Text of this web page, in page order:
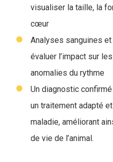
visualiser la taille, la
cœur
Analyses sanguines
évaluer l’impact sur
anomalies du rythme
Un diagnostic
un traitement adapté
maladie, améliorant
de vie de l’animal.